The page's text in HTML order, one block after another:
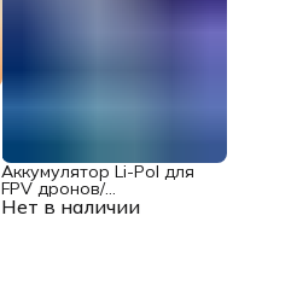
Нет в наличии
Аккумулятор Li-Pol для
FPV дронов/
квадрокоптеров 23,1 В,